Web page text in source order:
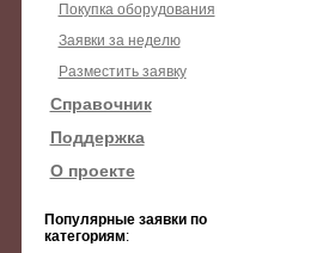
Покупка оборудования
Заявки за неделю
Разместить заявку
Справочник
Поддержка
О проекте
Популярные заявки по
категориям: